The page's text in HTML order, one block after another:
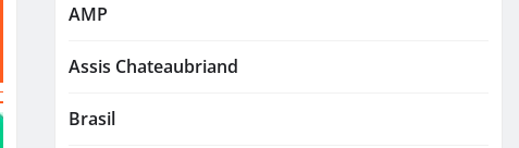
AMP
Assis Chateaubriand
Brasil